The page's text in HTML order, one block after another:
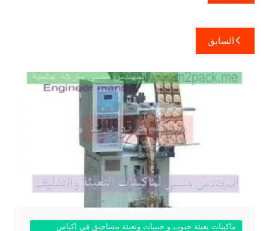
تصفّح
المقالات
السابق
ماكينات تعبئة حبوب و حبيبات وتعبئة مساحيق في اكياس